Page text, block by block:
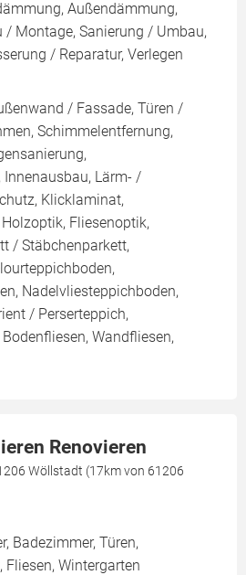
Außendämmung,
/ Montage, Sanierung / Umbau,
/ Reparatur, Verlegen
/ Fassade, Türen /
Schimmelentfernung,
Lärm- /
Klicklaminat,
Fliesenoptik,
/ Stäbchenparkett,
Nadelvliesteppichboden,
/ Perserteppich,
Wandfliesen,
Renovieren
Wöllstadt (17km von 61206
Badezimmer, Türen,
Wintergarten